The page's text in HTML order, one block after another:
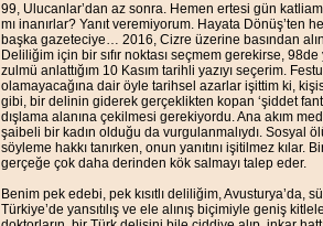
99, Ulucanlar’dan az sonra. Hemen ertesi gün
mı inanırlar? Yanıt veremiyorum. Hayata Dönüş’ten
başka gazeteciye… 2016, Cizre üzerine basından
Deliliğim için bir sıfır noktası seçmem gerekirse,
zulmü anlattığım 10 Kasım tarihli yazıyı seçerim.
olamayacağına dair öyle tarihsel azarlar işittim ki,
gibi, bir delinin giderek gerçeklikten kopan ‘şiddet
dışlama alanına çekilmesi gerekiyordu. Ana akım
şaibeli bir kadın olduğu da vurgulanmalıydı. Sosyal
söyleme hakkı tanırken, onun yanıtını işitilmez
gerçeğe çok daha derinden kök salmayı talep eder.
Benim pek edebi, pek kısıtlı deliliğim, Avusturya’da,
Türkiye’de yansıtılış ve ele alınış biçimiyle geniş